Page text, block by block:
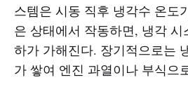
스템은 시동 직후 냉각수 온도
은 상태에서 작동하면, 냉각
하가 가해진다. 장기적으로는
가 쌓여 엔진 과열이나 부식으